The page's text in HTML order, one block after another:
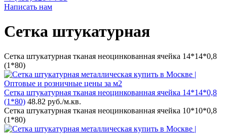
Написать нам
Сетка штукатурная
Сетка штукатурная тканая неоцинкованная ячейка 14*14*0,8
(1*80)
Сетка штукатурная тканая неоцинкованная ячейка 14*14*0,8
(1*80) 48.82 руб./м.кв.
Сетка штукатурная тканая неоцинкованная ячейка 10*10*0,8
(1*80)